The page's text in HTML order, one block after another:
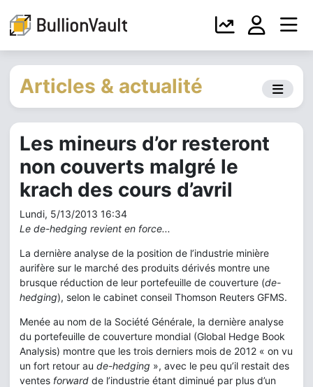
Articles & actualité
Les mineurs d’or resteront
non couverts malgré le
krach des cours d’avril
Lundi, 5/13/2013 16:34
Le de-hedging revient en force...
La dernière analyse de la position de l’industrie minière
aurifère sur le marché des produits dérivés montre une
brusque réduction de leur portefeuille de couverture (de-
hedging), selon le cabinet conseil Thomson Reuters GFMS.
Menée au nom de la Société Générale, la dernière analyse
du portefeuille de couverture mondial (Global Hedge Book
Analysis) montre que les trois derniers mois de 2012 « on vu
un fort retour au de-hedging », avec le peu qu’il restait des
ventes forward de l’industrie étant diminué par plus d’un